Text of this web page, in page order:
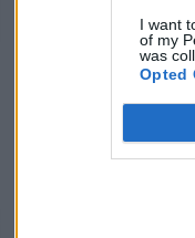
I want
of my
was
Opted